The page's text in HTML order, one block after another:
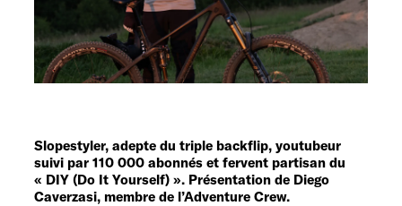
Service
Slopestyler, adepte du triple backflip, youtubeur
suivi par 110 000 abonnés et fervent partisan du
« DIY (Do It Yourself) ». Présentation de Diego
Caverzasi, membre de l’Adventure Crew.